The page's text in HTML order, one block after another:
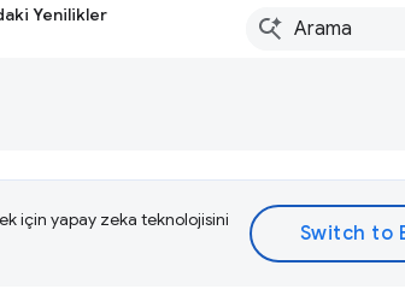
Yenilikler
için yapay zeka teknolojisini